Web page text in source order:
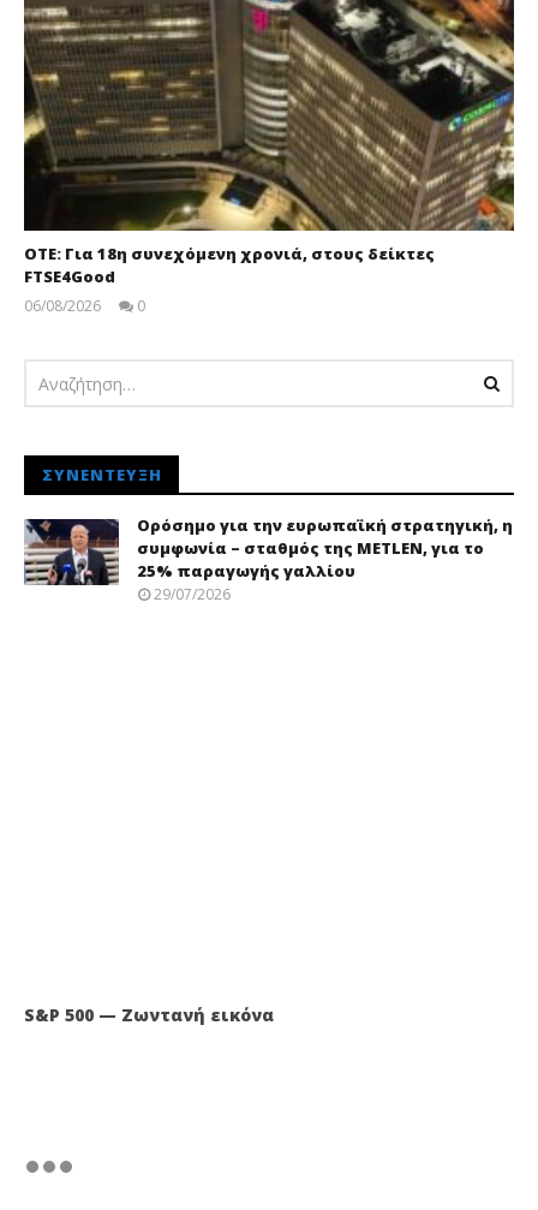
ΟΤΕ: Για 18η συνεχόμενη χρονιά, στους δείκτες
FTSE4Good
06/08/2026
0
ΣΥΝΈΝΤΕΥΞΗ
Ορόσημο για την ευρωπαϊκή στρατηγική, η
συμφωνία – σταθμός της METLEN, για το
25% παραγωγής γαλλίου
29/07/2026
S&P 500 — Ζωντανή εικόνα